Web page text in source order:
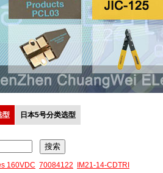
型 日本5号分类选型
160VDC 70084122 IM21-14-CDTRI